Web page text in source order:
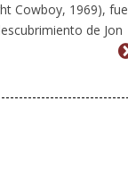
Cowboy, 1969), fue
de Jon